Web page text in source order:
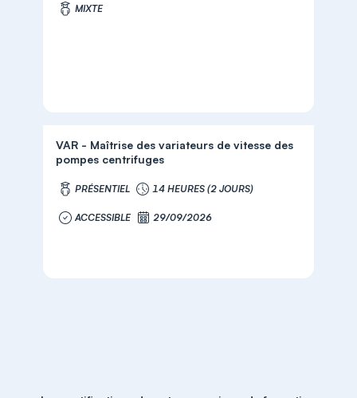
MIXTE
VAR - Maîtrise des variateurs de vitesse des
pompes centrifuges
PRÉSENTIEL 14 HEURES (2 JOURS)
ACCESSIBLE 29/09/2026